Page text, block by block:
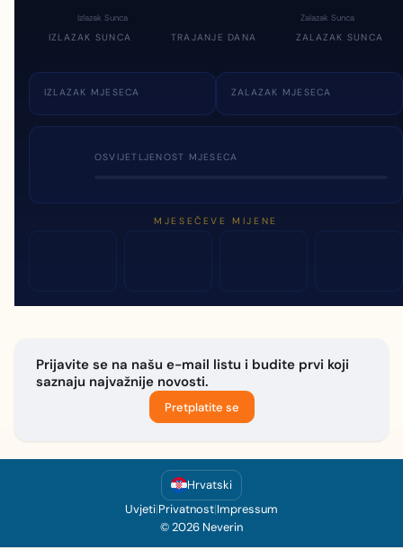
Izlazak Sunca Zalazak Sunca
IZLAZAK SUNCA TRAJANJE DANA ZALAZAK SUNCA
IZLAZAK MJESECA ZALAZAK MJESECA
OSVIJETLJENOST MJESECA
MJESEČEVE MIJENE
Prijavite se na našu e-mail listu i budite prvi koji
saznaju najvažnije novosti.
Pretplatite se
Hrvatski
Uvjeti|Privatnost|Impressum
© 2026 Neverin